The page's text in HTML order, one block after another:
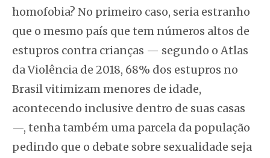
homofobia? No primeiro caso, seria estranho
que o mesmo país que tem números altos de
estupros contra crianças — segundo o Atlas
da Violência de 2018, 68% dos estupros no
Brasil vitimizam menores de idade,
acontecendo inclusive dentro de suas casas
—, tenha também uma parcela da população
pedindo que o debate sobre sexualidade seja